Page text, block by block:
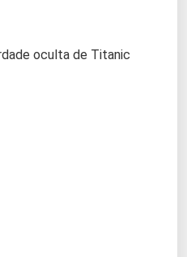
oculta de Titanic